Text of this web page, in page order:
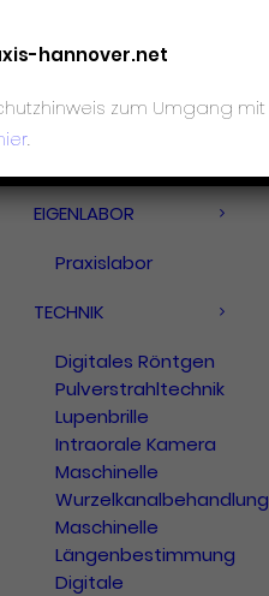
EXTRAS
Bleaching
EIGENLABOR
Praxislabor
TECHNIK
Digitales Röntgen
Pulverstrahltechnik
Lupenbrille
Intraorale Kamera
Maschinelle
Wurzelkanalbehandlung
Maschinelle
Längenbestimmung
Digitale
hannover.net
zum Umgang mit
.